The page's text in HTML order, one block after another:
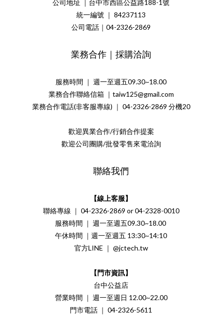
公司地址 ｜台中市西區公益路188-1號
統一編號 ｜ 84237113
公司電話｜04-2326-2869
業務合作｜採購洽詢
服務時間 ｜ 週一至週五09.30~18.00
業務合作聯絡信箱 ｜taiw125@gmail.com
業務合作電話(非客服專線) ｜ 04-2326-2869 分機20
歡迎異業合作/行銷合作提案
歡迎公司團購/批發零售來電洽詢
聯絡我們
【線上客服】
聯絡專線 ｜ 04-2326-2869 or 04-2328-0010
服務時間 ｜ 週一至週五09.30~18.00
午休時間 ｜週一至週五 13:30~14:10
官方LINE ｜ @jctech.tw
【門市資訊】
台中公益店
營業時間 ｜ 週一至週日 12.00~22.00
門市電話 ｜ 04-2326-5611